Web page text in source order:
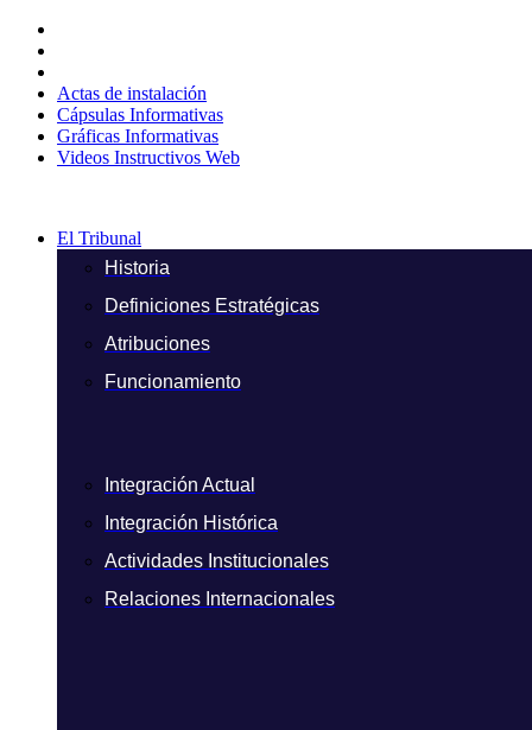
contenido
Actas de instalación
Cápsulas Informativas
Gráficas Informativas
Videos Instructivos Web
El Tribunal
Historia
Definiciones Estratégicas
Atribuciones
Funcionamiento
Integración Actual
Integración Histórica
Actividades Institucionales
Relaciones Internacionales